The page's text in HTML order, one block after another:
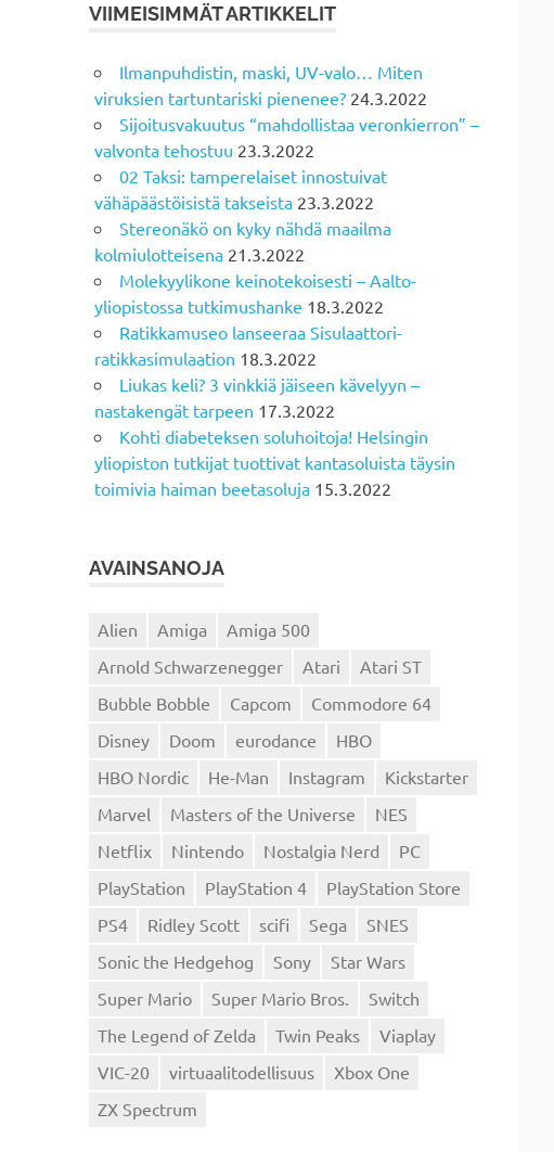
VIIMEISIMMÄT ARTIKKELIT
Ilmanpuhdistin, maski, UV-valo… Miten
viruksien tartuntariski pienenee? 24.3.2022
Sijoitusvakuutus “mahdollistaa veronkierron” –
valvonta tehostuu 23.3.2022
02 Taksi: tamperelaiset innostuivat
vähäpäästöisistä takseista 23.3.2022
Stereonäkö on kyky nähdä maailma
kolmiulotteisena 21.3.2022
Molekyylikone keinotekoisesti – Aalto-
yliopistossa tutkimushanke 18.3.2022
Ratikkamuseo lanseeraa Sisulaattori-
ratikkasimulaation 18.3.2022
Liukas keli? 3 vinkkiä jäiseen kävelyyn –
nastakengät tarpeen 17.3.2022
Kohti diabeteksen soluhoitoja! Helsingin
yliopiston tutkijat tuottivat kantasoluista täysin
toimivia haiman beetasoluja 15.3.2022
AVAINSANOJA
Alien Amiga
Amiga 500
Arnold Schwarzenegger
Atari
Atari ST
Bubble Bobble
Capcom
Commodore 64
Disney
Doom eurodance
HBO
HBO Nordic
He-Man Instagram
Kickstarter
Marvel
Masters of the Universe
NES
Netflix
Nintendo Nostalgia Nerd
PC
PlayStation
PlayStation 4
PlayStation Store
PS4
Ridley Scott scifi Sega
SNES
Sonic the Hedgehog
Sony
Star Wars
Super Mario
Super Mario Bros.
Switch
The Legend of Zelda
Twin Peaks
Viaplay
VIC-20
virtuaalitodellisuus
Xbox One
ZX Spectrum